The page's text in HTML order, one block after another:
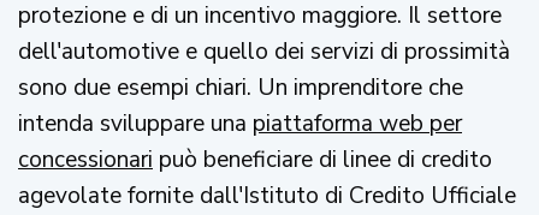
protezione e di un incentivo maggiore. Il settore
dell'automotive e quello dei servizi di prossimità
sono due esempi chiari. Un imprenditore che
intenda sviluppare una piattaforma web per
concessionari può beneficiare di linee di credito
agevolate fornite dall'Istituto di Credito Ufficiale